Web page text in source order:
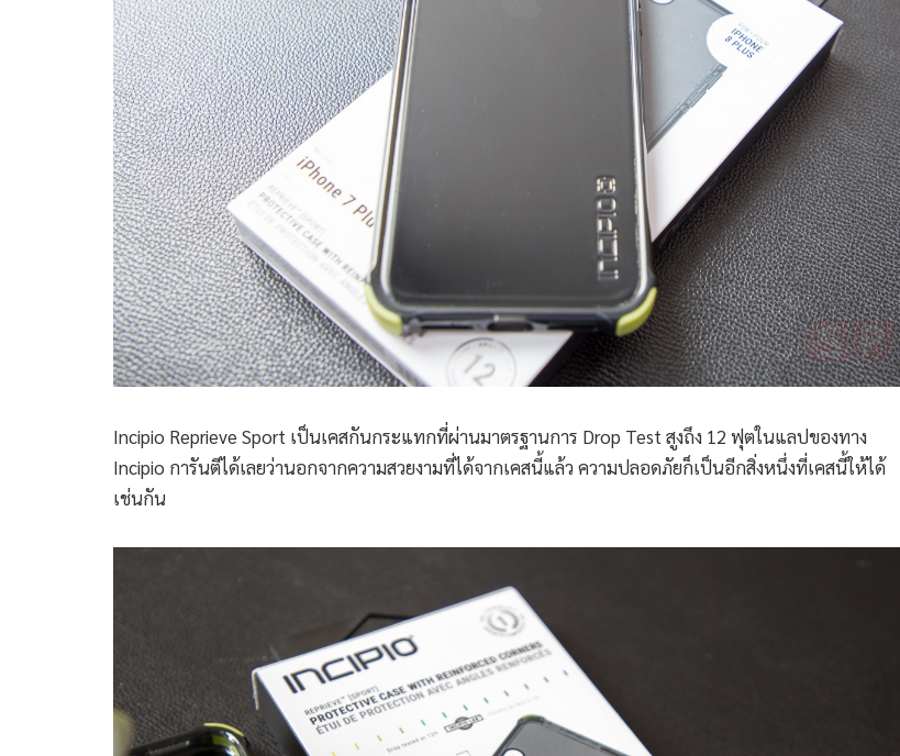
Incipio Reprieve Sport เป็นเคสกันกระแทกที่ผ่านมาตรฐานการ Drop Test สูงถึง 12 ฟุตในแลปของทาง
Incipio การันตีได้เลยว่านอกจากความสวยงามที่ได้จากเคสนี้แล้ว ความปลอดภัยก็เป็นอีกสิ่งหนึ่งที่เคสนี้ให้ได้
เช่นกัน